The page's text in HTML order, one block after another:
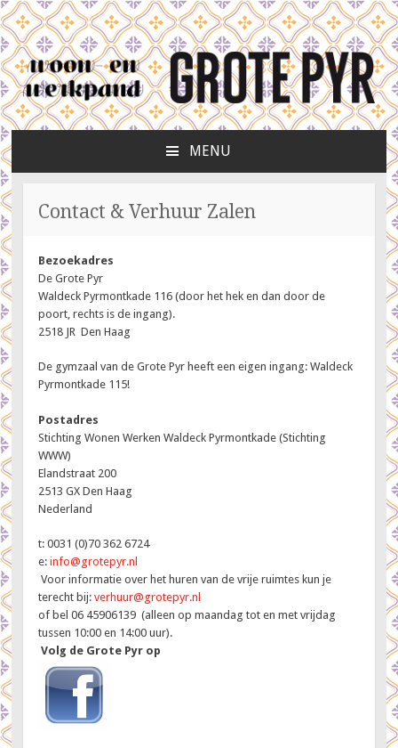
grote pyr
MENU
INHOUD
SPRINGEN
Contact & Verhuur Zalen
Bezoekadres
DeGrote Pyr
Waldeck Pyrmontkade 116 (door het hek en dan door de
poort, rechts is de ingang).
2518 JR Den Haag
De gymzaal van de Grote Pyr heeft een eigen ingang: Waldeck
Pyrmontkade 115!
Postadres
Stichting Wonen Werken Waldeck Pyrmontkade (Stichting
WWW)
Elandstraat 200
2513 GX Den Haag
Nederland
t: 0031 (0)70 362 6724
e:info@grotepyr.nl
Voor informatie over het huren van de vrije ruimtes kun je
terecht bij:verhuur@grotepyr.nl
of bel 06 45906139 (alleen op maandag tot en met vrijdag
tussen 10:00 en 14:00 uur).
Volg de Grote Pyr op